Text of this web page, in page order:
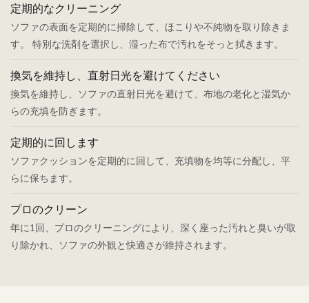
定期的なクリーニング
ソファの表面を定期的に掃除して、ほこりや不純物を取り除きま
す。 特別な洗剤を選択し、湿った布で汚れをそっと拭きます。
換気を維持し、直射日光を避けてください
換気を維持し、ソファの直射日光を避けて、布地の老化と湿気か
らの充填を防ぎます。
定期的に回します
ソファクッションを定期的に回して、充填物を均等に分配し、平
らに保ちます。
プロのクリーン
年に1回、プロのクリーニングにより、深く座った汚れと臭いが取
り除かれ、ソファの外観と快適さが維持されます。